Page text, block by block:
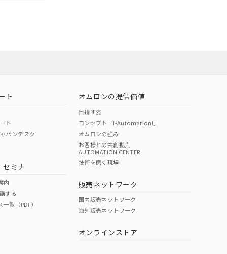
O O
ト
ト
パンデスク
セミナ
内
する
覧（PDF）
オムロンの提供価値
目指す姿
コンセプト「i-Automation!」
オムロンの強み
お客様との共創拠点
AUTOMATION CENTER
技術を磨く現場
販売ネットワーク
国内販売ネットワーク
海外販売ネットワーク
オンラインストア